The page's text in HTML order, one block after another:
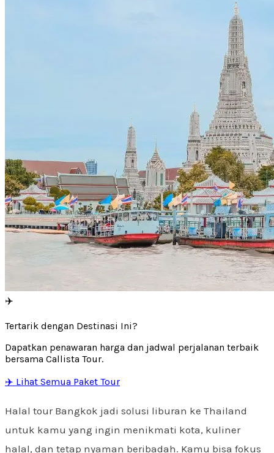
✈️
Tertarik dengan Destinasi Ini?
Dapatkan penawaran harga dan jadwal perjalanan terbaik
bersama Callista Tour.
✈️ Lihat Semua Paket Tour
Halal tour Bangkok jadi solusi liburan ke Thailand
untuk kamu yang ingin menikmati kota, kuliner
halal, dan tetap nyaman beribadah. Kamu bisa fokus